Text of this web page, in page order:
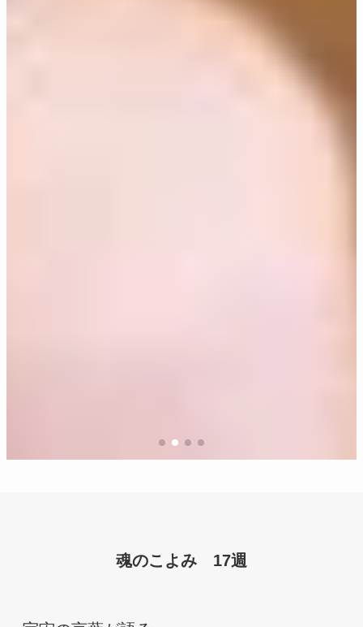
魂のこよみ 17週